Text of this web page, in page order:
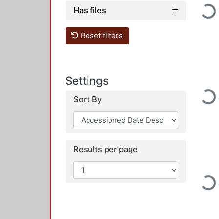
Has files
Reset filters
Settings
Sort By
Results per page
Loading...
Loading...
Loading...